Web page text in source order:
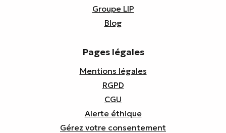
Groupe LIP
Blog
Pages légales
Mentions légales
RGPD
CGU
Alerte éthique
Gérez votre consentement